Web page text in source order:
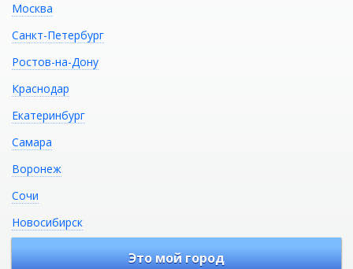
Рекуперы (проветриватели
помещений)
Москва
Санкт-Петербург
Ростов-на-Дону
Краснодар
Екатеринбург
Самара
Воронеж
Сочи
Новосибирск
Это мой город